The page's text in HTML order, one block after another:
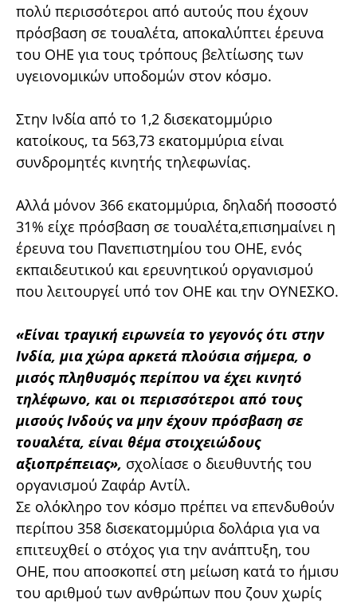
πολύ περισσότεροι από αυτούς που έχουν
πρόσβαση σε τουαλέτα, αποκαλύπτει έρευνα
του ΟΗΕ για τους τρόπους βελτίωσης των
υγειονομικών υποδομών στον κόσμο.
Στην Ινδία από το 1,2 δισεκατομμύριο
κατοίκους, τα 563,73 εκατομμύρια είναι
συνδρομητές κινητής τηλεφωνίας.
Αλλά μόνον 366 εκατομμύρια, δηλαδή ποσοστό
31% είχε πρόσβαση σε τουαλέτα,επισημαίνει η
έρευνα του Πανεπιστημίου του ΟΗΕ, ενός
εκπαιδευτικού και ερευνητικού οργανισμού
που λειτουργεί υπό τον ΟΗΕ και την ΟΥΝΕΣΚΟ.
«Είναι τραγική ειρωνεία το γεγονός ότι στην
Ινδία, μια χώρα αρκετά πλούσια σήμερα, ο
μισός πληθυσμός περίπου να έχει κινητό
τηλέφωνο, και οι περισσότεροι από τους
μισούς Ινδούς να μην έχουν πρόσβαση σε
τουαλέτα, είναι θέμα στοιχειώδους
αξιοπρέπειας», σχολίασε ο διευθυντής του
οργανισμού Ζαφάρ Αντίλ.
Σε ολόκληρο τον κόσμο πρέπει να επενδυθούν
περίπου 358 δισεκατομμύρια δολάρια για να
επιτευχθεί ο στόχος για την ανάπτυξη, του
ΟΗΕ, που αποσκοπεί στη μείωση κατά το ήμισυ
του αριθμού των ανθρώπων που ζουν χωρίς